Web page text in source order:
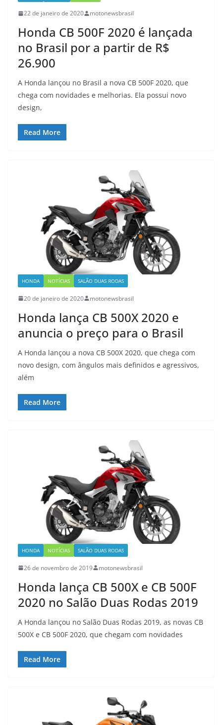
22 de janeiro de 2020 motonewsbrasil
Honda CB 500F 2020 é lançada
no Brasil por a partir de R$
26.900
A Honda lançou no Brasil a nova CB 500F 2020, que
chega com novidades e melhorias. Ela possui novo
design,
Read More
HONDA NOTÍCIAS SALÃO DUAS RODAS
20 de janeiro de 2020 motonewsbrasil
Honda lança CB 500X 2020 e
anuncia o preço para o Brasil
A Honda lançou a nova CB 500X 2020, que chega com
novo design, com ângulos mais definidos e agressivos,
além
Read More
HONDA NOTÍCIAS SALÃO DUAS RODAS
26 de novembro de 2019 motonewsbrasil
Honda lança CB 500X e CB 500F
2020 no Salão Duas Rodas 2019
A Honda lançou no Salão Duas Rodas 2019, as novas CB
500X e CB 500F 2020, que chegam com novidades
Read More